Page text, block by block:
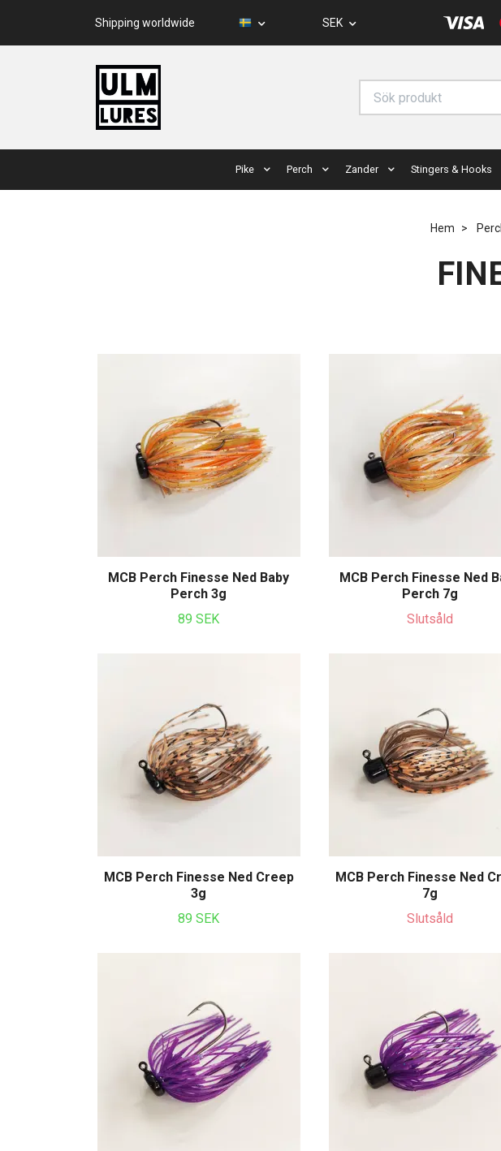
Shipping worldwide SEK
Pike Perch Zander Stingers & Hooks
Hem
MCB Perch Finesse Ned Baby
Perch 3g
89 SEK
MCB Perch Finesse Ned
Perch 7g
Slutsåld
MCB Perch Finesse Ned Creep
3g
89 SEK
MCB Perch Finesse Ned
7g
Slutsåld